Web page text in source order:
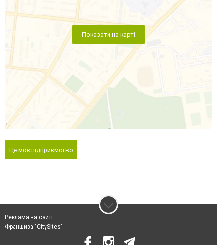
Показати на карті
Це моє підприємство
Реклама на сайті
Франшиза "CitySites"